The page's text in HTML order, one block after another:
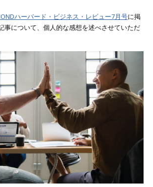
ハーバード・ビジネス・レビュー7月号に掲
事について、個人的な感想を述べさせていただ